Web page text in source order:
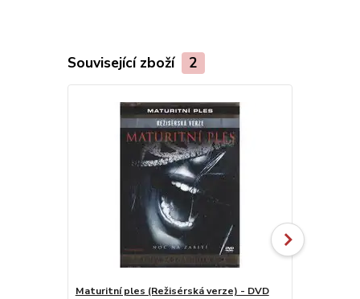
Související zboží 2
Maturitní ples (Režisérská verze) - DVD